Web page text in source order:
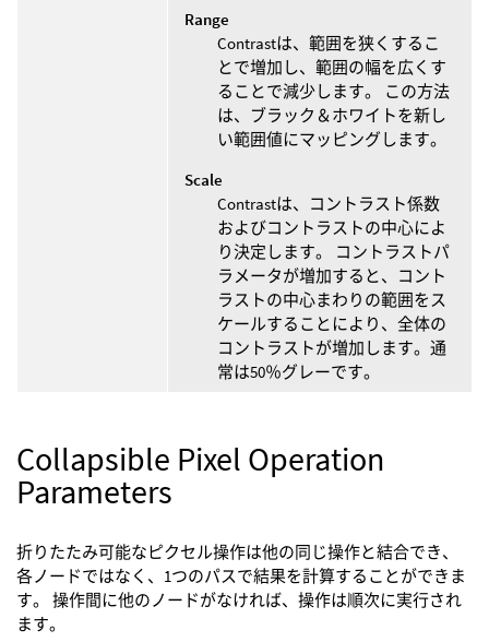
Range
Contrastは、範囲を狭くするこ
とで増加し、範囲の幅を広くす
ることで減少します。 この方法
は、ブラック＆ホワイトを新し
い範囲値にマッピングします。
Scale
Contrastは、コントラスト係数
およびコントラストの中心によ
り決定します。 コントラストパ
ラメータが増加すると、コント
ラストの中心まわりの範囲をス
ケールすることにより、全体の
コントラストが増加します。通
常は50％グレーです。
Collapsible Pixel Operation
Parameters
折りたたみ可能なピクセル操作は他の同じ操作と結合でき、
各ノードではなく、1つのパスで結果を計算することができま
す。 操作間に他のノードがなければ、操作は順次に実行され
ます。